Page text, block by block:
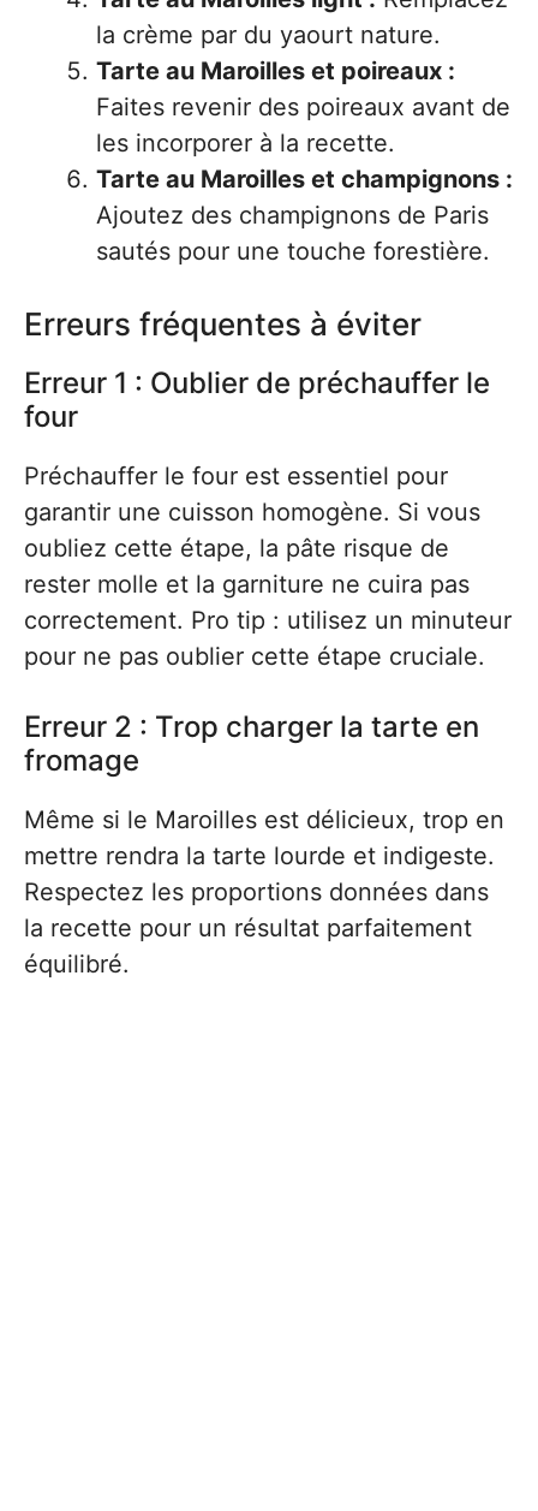
la crème par du yaourt nature.
Tarte au Maroilles et poireaux :
Faites revenir des poireaux avant de
les incorporer à la recette.
Tarte au Maroilles et champignons :
Ajoutez des champignons de Paris
sautés pour une touche forestière.
Erreurs fréquentes à éviter
Erreur 1 : Oublier de préchauffer le
four
Préchauffer le four est essentiel pour
garantir une cuisson homogène. Si vous
oubliez cette étape, la pâte risque de
rester molle et la garniture ne cuira pas
correctement. Pro tip : utilisez un minuteur
pour ne pas oublier cette étape cruciale.
Erreur 2 : Trop charger la tarte en
fromage
Même si le Maroilles est délicieux, trop en
mettre rendra la tarte lourde et indigeste.
Respectez les proportions données dans
la recette pour un résultat parfaitement
équilibré.